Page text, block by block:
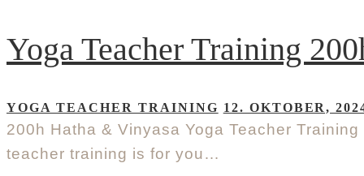
Yoga Teacher Training
YOGA TEACHER TRAINING 12. OKTOBER,
200h Hatha & Vinyasa Yoga Teacher
teacher training is for you…